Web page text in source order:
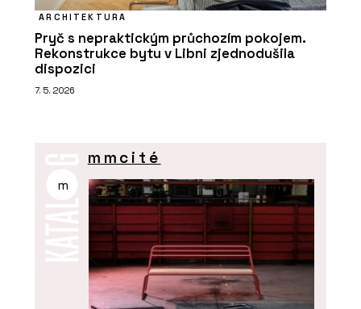
ARCHITEKTURA
Pryč s nepraktickým průchozím pokojem.
Rekonstrukce bytu v Libni zjednodušila
dispozici
7. 5. 2026
m
mmcité